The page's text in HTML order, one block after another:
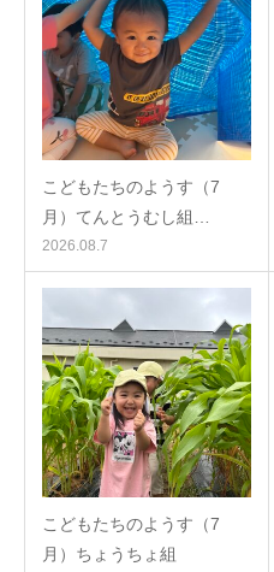
こどもたちのようす（7
月）てんとうむし組…
2026.08.7
こどもたちのようす（7
月）ちょうちょ組